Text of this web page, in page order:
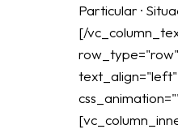
Particular ·
[/
text_align="left"